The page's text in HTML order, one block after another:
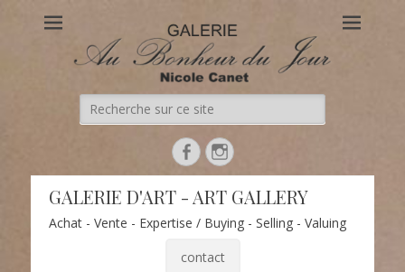
Au Bonheur du Jour
Le site officiel de la Galerie d'Art Au Bonheur du Jour – Nicole
Canet à Paris
Recherche
de:
FacebookInstagram
GALERIE D'ART - ART GALLERY
Achat - Vente - Expertise / Buying - Selling - Valuing
contact